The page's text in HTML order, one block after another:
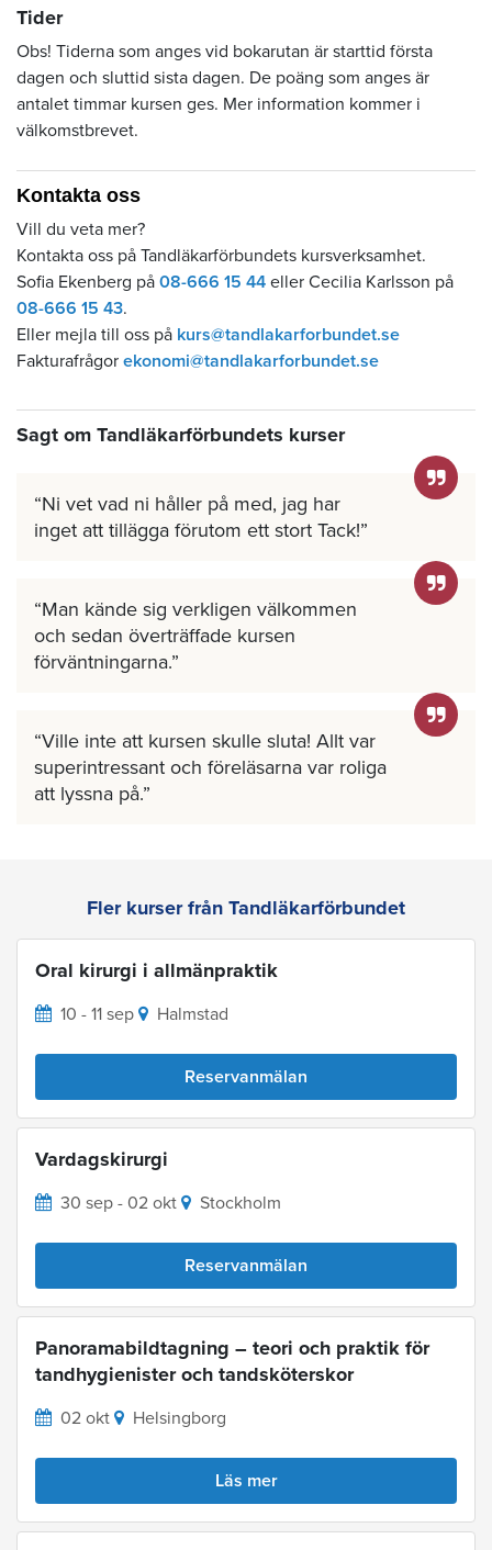
Tider
Obs! Tiderna som anges vid bokarutan är starttid första
dagen och sluttid sista dagen. De poäng som anges är
antalet timmar kursen ges. Mer information kommer i
välkomstbrevet.
Kontakta oss
Vill du veta mer?
Kontakta oss på Tandläkarförbundets kursverksamhet.
Sofia Ekenberg på 08-666 15 44 eller Cecilia Karlsson på
08-666 15 43.
Eller mejla till oss på kurs@tandlakarforbundet.se
Fakturafrågor ekonomi@tandlakarforbundet.se
Sagt om Tandläkarförbundets kurser
Ni vet vad ni håller på med, jag har
inget att tillägga förutom ett stort Tack!
Man kände sig verkligen välkommen
och sedan överträffade kursen
förväntningarna.
Ville inte att kursen skulle sluta! Allt var
superintressant och föreläsarna var roliga
att lyssna på.
Fler kurser från Tandläkarförbundet
Oral kirurgi i allmänpraktik
10 - 11 sep Halmstad
Reservanmälan
Vardagskirurgi
30 sep - 02 okt Stockholm
Reservanmälan
Panoramabildtagning – teori och praktik för
tandhygienister och tandsköterskor
02 okt Helsingborg
Läs mer